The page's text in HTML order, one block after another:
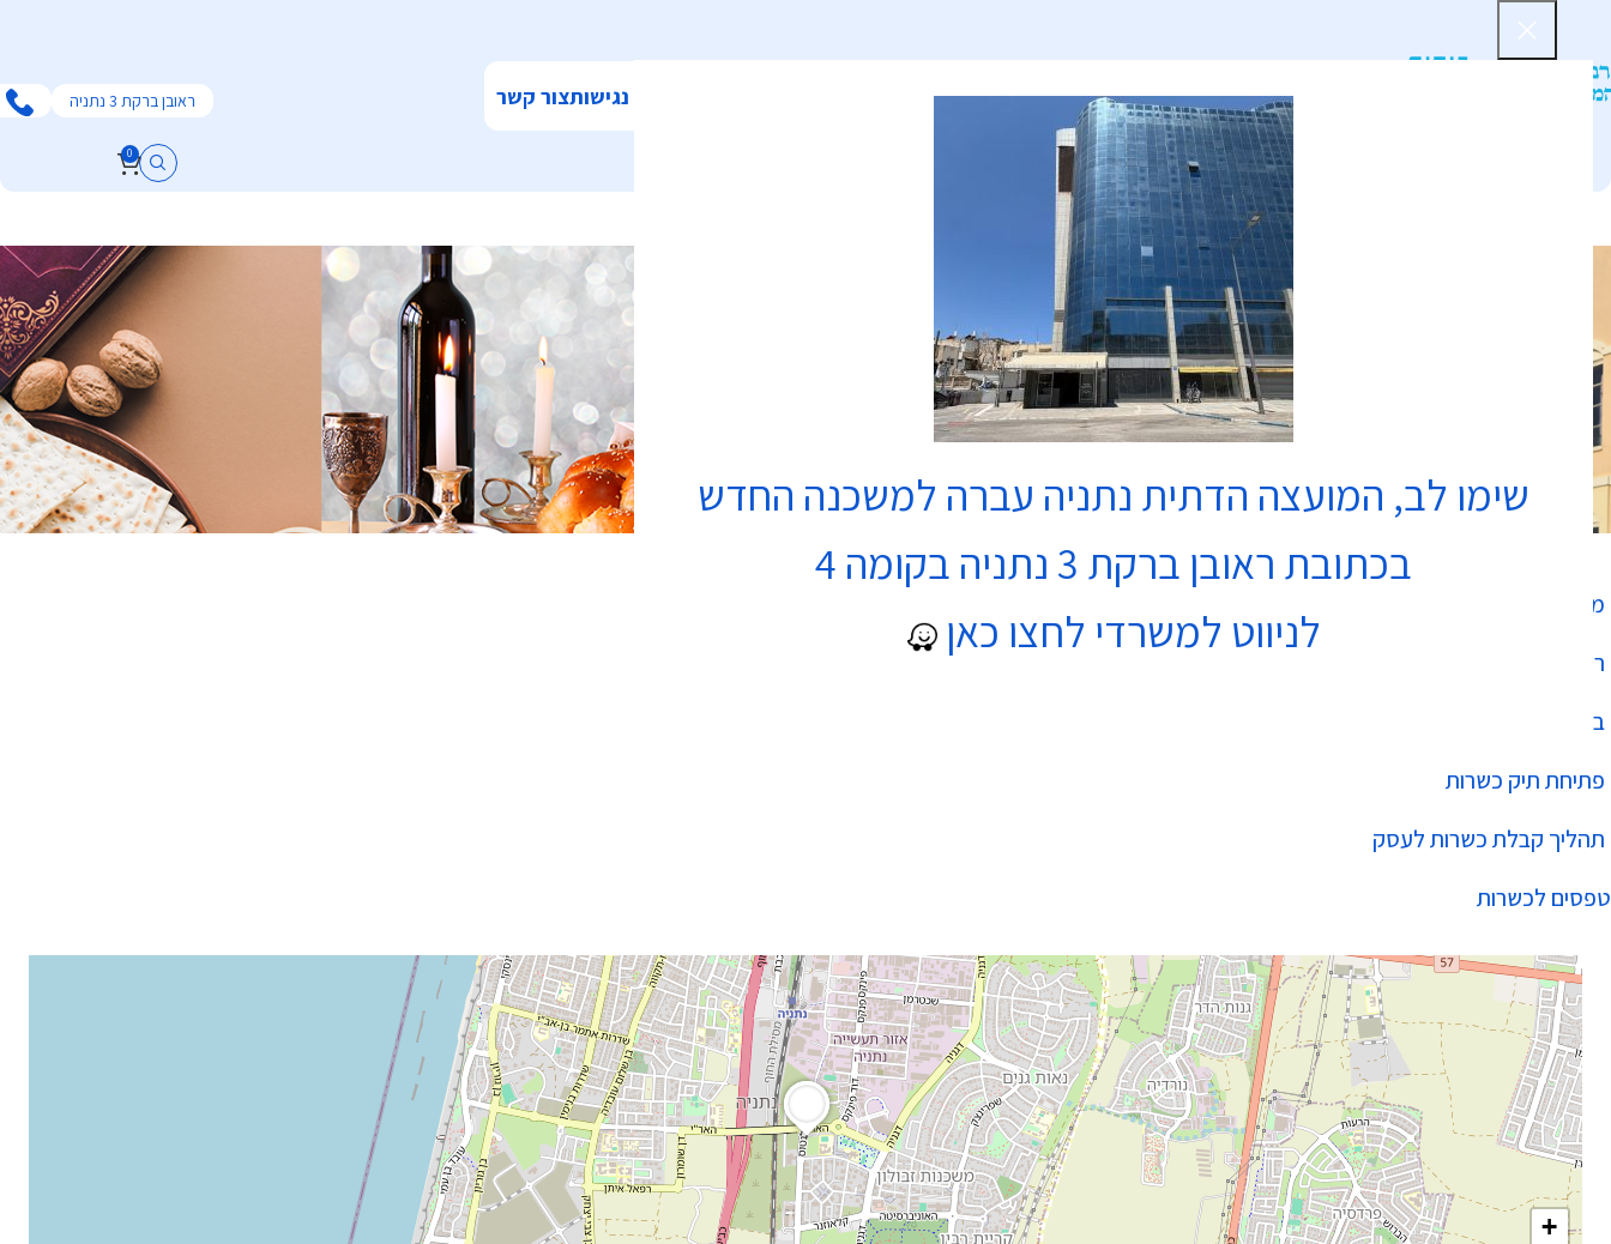
שימו לב, המועצה הדתית נתניה עברה למשכנה החדש
בכתובת ראובן ברקת 3 נתניה בקומה 4
לניווט למשרדי לחצו כאן
דף הביתאודות המועצה הצהרת נגישותצור קשר ראובן ברקת 3 נתניה
0
כשרות
מחלקת כשרות
רשימת עסקים כשרים
בהידור הכשרות
פתיחת תיק כשרות
תהליך קבלת כשרות לעסק
טפסים לכשרות
+